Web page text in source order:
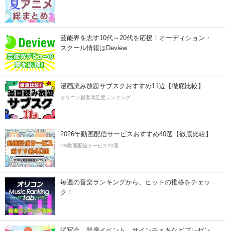
芸能界を志す10代～20代を応援！オーディション・
スクール情報はDeview
漫画読み放題サブスクおすすめ11選【徹底比較】
オリコン顧客満足度ランキング
2026年動画配信サービスおすすめ40選【徹底比較】
CS動画配信サービス20選
毎週の音楽ランキングから、ヒットの推移をチェッ
ク！